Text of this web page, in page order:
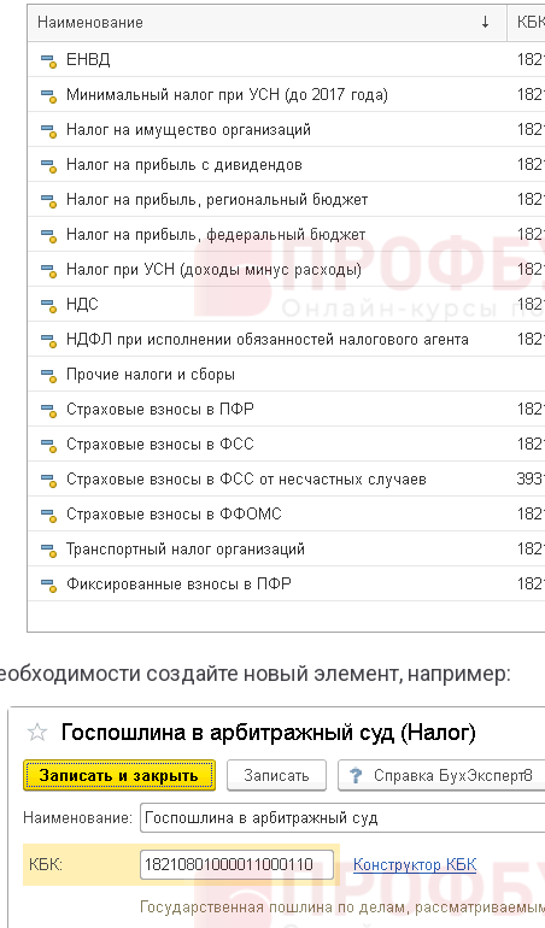
создайте новый элемент, например: